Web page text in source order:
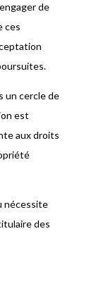
de
ces
un cercle de
est
aux droits
nécessite
des